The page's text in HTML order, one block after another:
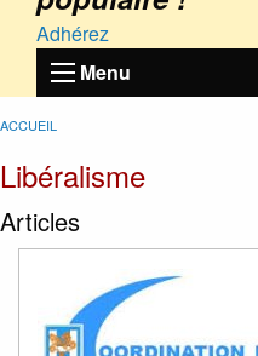
Adhérez
Menu
ACCUEIL
Libéralisme
Articles